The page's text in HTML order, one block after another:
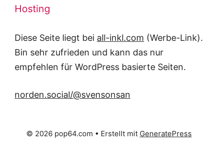
Hosting
Diese Seite liegt bei all-inkl.com (Werbe-Link).
Bin sehr zufrieden und kann das nur
empfehlen für WordPress basierte Seiten.
norden.social/@svensonsan
© 2026 pop64.com • Erstellt mit GeneratePress